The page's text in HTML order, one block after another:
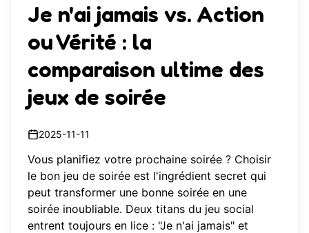
Je n'ai jamais vs. Action
ou Vérité : la
comparaison ultime des
jeux de soirée
2025-11-11
Vous planifiez votre prochaine soirée ? Choisir
le bon jeu de soirée est l'ingrédient secret qui
peut transformer une bonne soirée en une
soirée inoubliable. Deux titans du jeu social
entrent toujours en lice : "Je n'ai jamais" et